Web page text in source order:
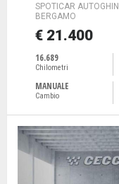
SPOTICAR
BERGAMO
€ 21.400
16.689
Chilometri
MANUALE
Cambio